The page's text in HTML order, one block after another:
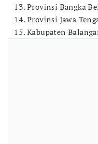
Provinsi Bangka
Provinsi Jawa
Kabupaten